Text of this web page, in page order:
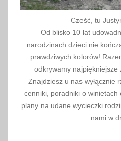
Cześć, tu
Od blisko 10 lat
narodzinach dzieci nie
prawdziwych kolorów!
odkrywamy najpiękniejsze
Znajdziesz u nas wyłącznie
cenniki, poradniki o
plany na udane wycieczki
nami w